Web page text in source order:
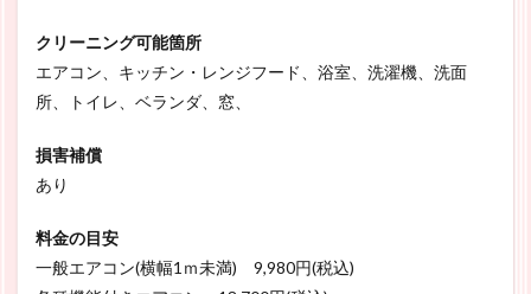
クリーニング可能箇所
エアコン、キッチン・レンジフード、浴室、洗濯機、洗面
所、トイレ、ベランダ、窓、
損害補償
あり
料金の目安
一般エアコン(横幅1ｍ未満) 9,980円(税込)